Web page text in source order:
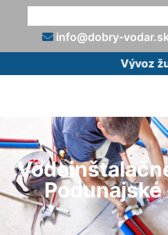
info@dobry-
Vývoz
Podunajské